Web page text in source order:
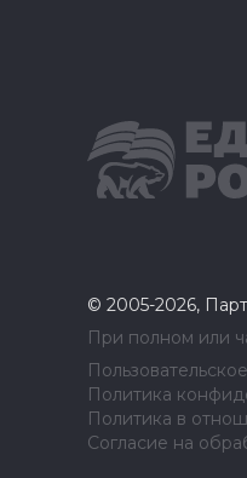
© 2005-2026,
При полном или
Политика
Политика в
Согласие на